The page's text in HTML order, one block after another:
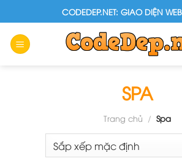
to
content
CODEDEP.NET: GIAO DIỆN
SPA
Trang chủ / Spa